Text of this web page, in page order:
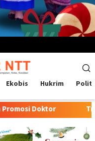
Ekobis Hukrim
Transformasi